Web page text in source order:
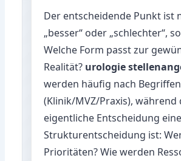
Der entscheidende Punkt ist
„besser“ oder „schlechter“,
Welche Form passt zur
Realität? urologie
werden häufig nach
(Klinik/MVZ/Praxis), während
eigentliche Entscheidung eine
Strukturentscheidung ist:
Prioritäten? Wie werden